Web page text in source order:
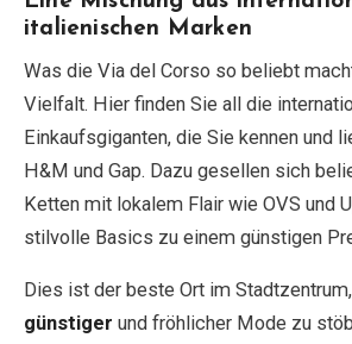
italienischen Marken
Was die Via del Corso so beliebt
Vielfalt. Hier finden Sie all die
Einkaufsgiganten, die Sie kennen und
H&M und Gap. Dazu gesellen sich
Ketten mit lokalem Flair wie OVS und
stilvolle Basics zu einem günstigen
Dies ist der beste Ort im
günstiger und fröhlicher Mode zu